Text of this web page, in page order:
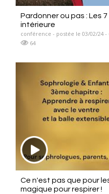
Pardonner ou pas : Les
intérieure
conférence - postée le 03/02/24 -
64
Ce n'est pas que pour
magique pour respirer !